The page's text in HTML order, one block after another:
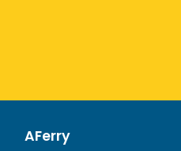
AFerry